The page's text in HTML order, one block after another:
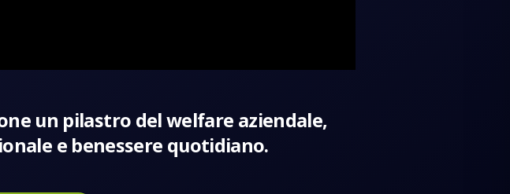
un pilastro del welfare aziendale,
e benessere quotidiano.